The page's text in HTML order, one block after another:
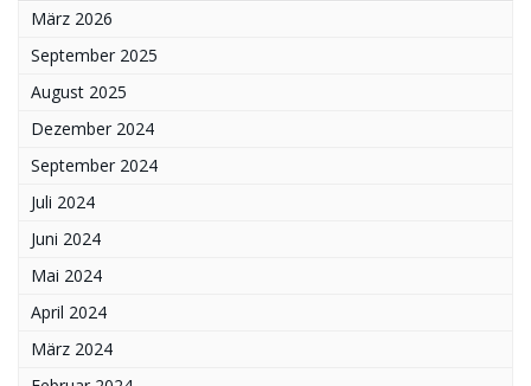
März 2026
September 2025
August 2025
Dezember 2024
September 2024
Juli 2024
Juni 2024
Mai 2024
April 2024
März 2024